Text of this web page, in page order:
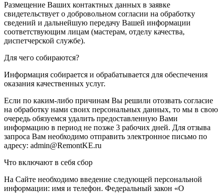
Размещение Ваших контактных данных в заявке
свидетельствует о добровольном согласии на обработку
сведений и дальнейшую передачу Вашей информации
соответствующим лицам (мастерам, отделу качества,
диспетчерской службе).
Для чего собираются?
Информация собирается и обрабатывается для обеспечения
оказания качественных услуг.
Если по каким-либо причинам Вы решили отозвать согласие
на обработку нами своих персональных данных, то мы в свою
очередь обязуемся удалить предоставленную Вами
информацию в период не позже 3 рабочих дней. Для отзыва
запроса Вам необходимо отправить электронное письмо по
адресу: admin@RemontKE.ru
Что включают в себя сбор
На Сайте необходимо введение следующей персональной
информации: имя и телефон. Федеральный закон «О